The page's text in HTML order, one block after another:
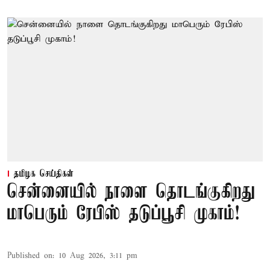
தமிழக செய்திகள்
சென்னையில் நாளை தொடங்குகிறது
மாபெரும் ரேபிஸ் தடுப்பூசி முகாம்!
Published on: 10 Aug 2026, 3:11 pm